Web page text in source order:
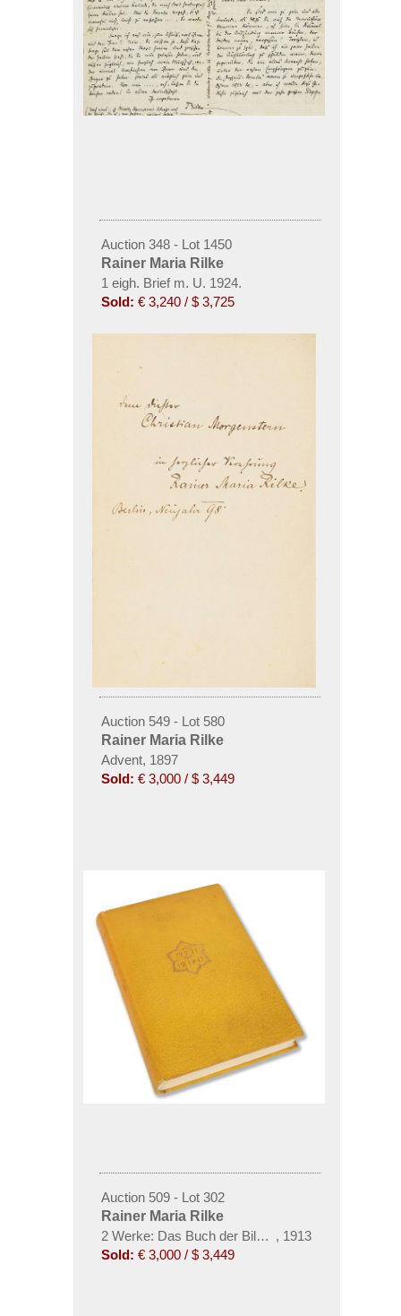
Auction 348 - Lot 1450
Rainer Maria Rilke
1 eigh. Brief m. U. 1924.
Sold: € 3,240 / $ 3,725
Auction 549 - Lot 580
Rainer Maria Rilke
Advent, 1897
Sold: € 3,000 / $ 3,449
Auction 509 - Lot 302
Rainer Maria Rilke
2 Werke: Das Buch der Bilder + Das Stundenbuch
, 1913
Sold: € 3,000 / $ 3,449